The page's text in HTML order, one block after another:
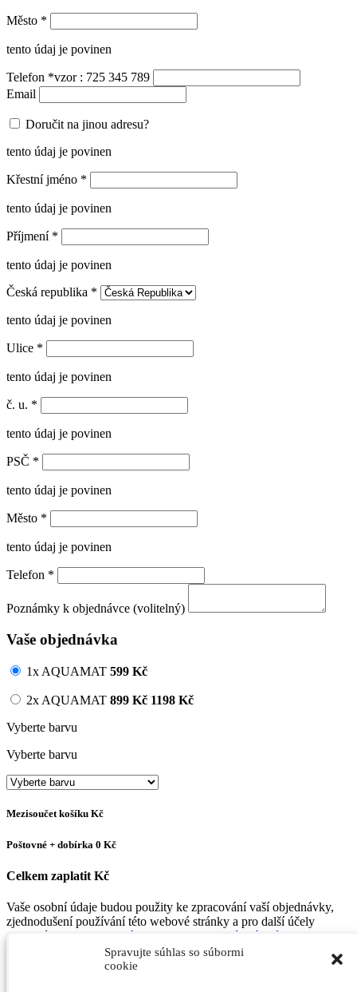
Spravujte súhlas so súbormi
cookie
Město *
tento údaj je povinen
Telefon *vzor : 725 345 789
Email
Doručit na jinou adresu?
tento údaj je povinen
Křestní jméno *
tento údaj je povinen
Příjmení *
tento údaj je povinen
Česká republika *
tento údaj je povinen
Ulice *
tento údaj je povinen
č. u. *
tento údaj je povinen
PSČ *
tento údaj je povinen
Město *
tento údaj je povinen
Telefon *
Poznámky k objednávce (volitelný)
Vaše objednávka
1x AQUAMAT 599 Kč
2x AQUAMAT 899 Kč 1198 Kč
Vyberte barvu
Vyberte barvu
Mezisoučet košíku Kč
Poštovné + dobírka 0 Kč
Celkem zaplatit Kč
Vaše osobní údaje budou použity ke zpracování vaší objednávky,
zjednodušení používání této webové stránky a pro další účely
popsané v dokumentu
Zásady ochrany osobních údajů
Musíte souhlasit s všeobecnými obchodními podmínkami